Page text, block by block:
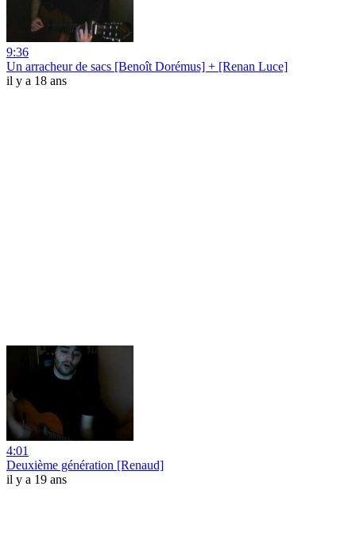
9:36
Un arracheur de sacs [Benoît Dorémus] + [Renan Luce]
il y a 18 ans
4:01
Deuxième génération [Renaud]
il y a 19 ans